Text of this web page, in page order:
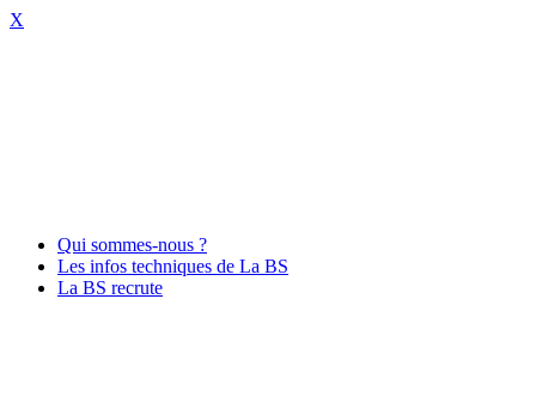
X
Qui sommes-nous ?
Les infos techniques de La BS
La BS recrute